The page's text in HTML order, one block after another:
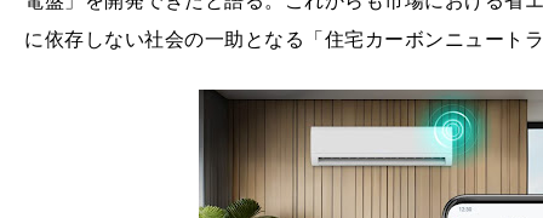
に依存しない社会の一助となる「住宅カーボンニュート